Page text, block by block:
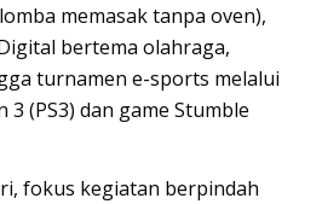
memasak tanpa oven),
bertema olahraga,
turnamen e-sports melalui
(PS3) dan game Stumble
fokus kegiatan berpindah